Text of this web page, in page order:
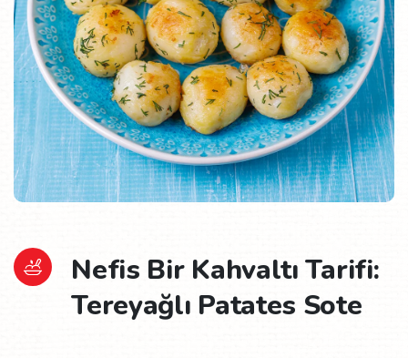
Nefis Bir Kahvaltı Tarifi:
Tereyağlı Patates Sote